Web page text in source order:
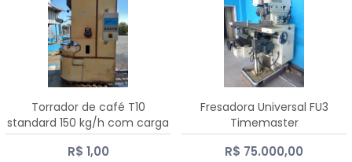
Torrador de café T10
standard 150 kg/h com carga
de 10 kg
R$ 1,00
Fresadora Universal FU3
Timemaster
R$ 75.000,00